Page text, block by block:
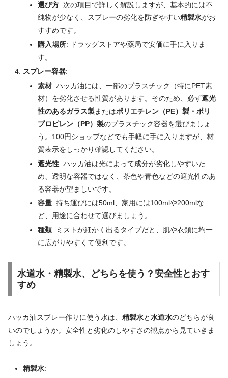
選び方: 次の項目で詳しく解説しますが、基本的には不
純物が少なく、スプレーの劣化を防ぎやすい精製水がお
すすめです。
購入場所: ドラッグストアや薬局で安価に手に入りま
す。
スプレー容器:
素材: ハッカ油には、一部のプラスチック（特にPET素
材）を劣化させる性質があります。そのため、必ず遮光
性のあるガラス製またはポリエチレン（PE）製・ポリ
プロピレン（PP）製のプラスチック容器を選びましょ
う。100円ショップなどでも手軽に手に入りますが、材
質表示をしっかり確認してください。
遮光性: ハッカ油は光によって成分が劣化しやすいた
め、透明な容器ではなく、茶色や青色などの遮光性のあ
る容器が望ましいです。
容量: 持ち運びには50ml、家用には100mlや200mlな
ど、用途に合わせて選びましょう。
種類: ミストが細かく出るタイプだと、肌や衣類に均一
に広がりやすくて便利です。
水道水・精製水、どちらを使う？安全性とおす
すめ
ハッカ油スプレー作りに使う水は、 精製水と水道水のどちらが良
いのでしょうか。安全性と劣化のしやすさの観点から見ていきま
しょう。
精製水: